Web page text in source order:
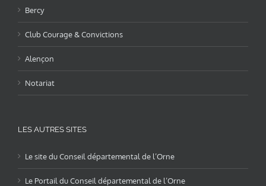
Bercy
Club Courage & Convictions
Alençon
Notariat
LES AUTRES SITES
Le site du Conseil départemental de l’Orne
Le Portail du Conseil départemental de l’Orne